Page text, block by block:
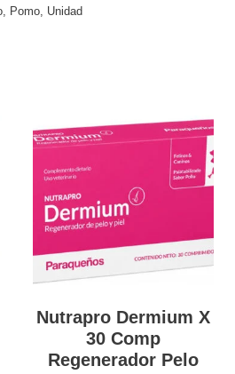
, Pomo, Unidad
Nutrapro Dermium X
30 Comp
Regenerador Pelo